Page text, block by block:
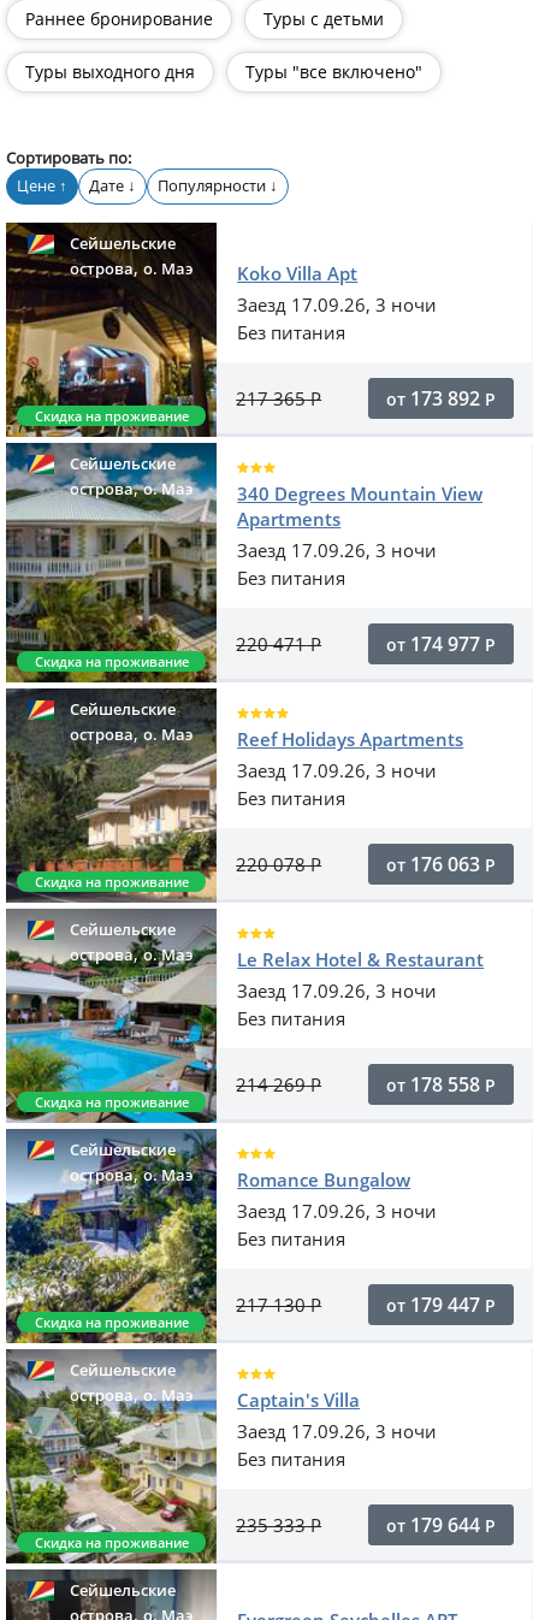
Раннее бронирование Туры с детьми
Туры выходного дня Туры "все включено"
Сортировать по:
Цене ↑ Дате ↓ Популярности ↓
Сейшельские
острова, o. Маэ
Скидка на проживание
Koko Villa Apt
Заезд 17.09.26, 3 ночи
Без питания
217 365Р от 173 892 Р
Сейшельские
острова,o. Маэ
Скидка на проживание
340 Degrees Mountain View
Apartments
Заезд 17.09.26, 3 ночи
Без питания
220 471Р от 174 977 Р
Сейшельские
острова,o. Маэ
Скидка на проживание
Reef Holidays Apartments
Заезд 17.09.26, 3 ночи
Без питания
220 078Р от 176 063 Р
Сейшельские
острова,o. Маэ
Скидка на проживание
Le Relax Hotel & Restaurant
Заезд 17.09.26, 3 ночи
Без питания
214 269Р от 178 558 Р
Сейшельские
острова,o. Маэ
Скидка на проживание
Romance Bungalow
Заезд 17.09.26, 3 ночи
Без питания
217 130Р от 179 447 Р
Сейшельские
острова,o. Маэ
Скидка на проживание
Captain's Villa
Заезд 17.09.26, 3 ночи
Без питания
235 333Р от 179 644 Р
Сейшельские
острова, o. Маэ